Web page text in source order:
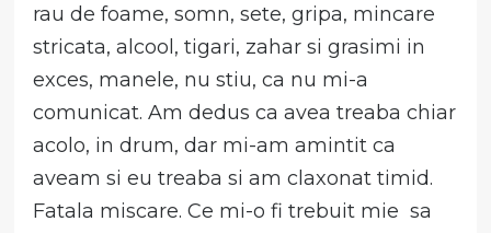
rau de foame, somn, sete, gripa, mincare
stricata, alcool, tigari, zahar si grasimi in
exces, manele, nu stiu, ca nu mi-a
comunicat. Am dedus ca avea treaba chiar
acolo, in drum, dar mi-am amintit ca
aveam si eu treaba si am claxonat timid.
Fatala miscare. Ce mi-o fi trebuit mie sa